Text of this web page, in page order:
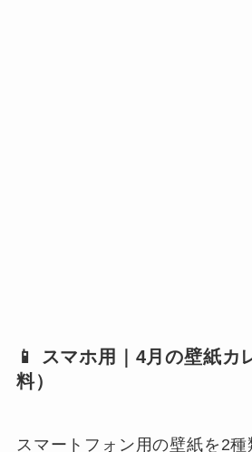
📱 スマホ用｜4月の壁紙カ
料）
スマートフォン用の壁紙を2種